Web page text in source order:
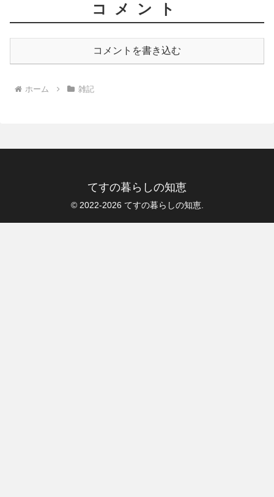
コメント
コメントを書き込む
ホーム 雑記
てすの暮らしの知恵
© 2022-2026 てすの暮らしの知恵.